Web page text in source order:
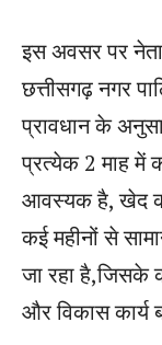
इस अवसर पर
छत्तीसगढ़ नगर
प्रावधान के
प्रत्येक 2 माह में
आवस्यक है, खेद का
कई महीनों से
जा रहा
और विकास कार्य